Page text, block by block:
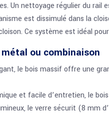
Un nettoyage régulier du rail
est dissimulé dans la
Ce système est idéal
ou combinaison
le bois massif offre une
et facile d’entretien, le
le verre sécurit (8 mm